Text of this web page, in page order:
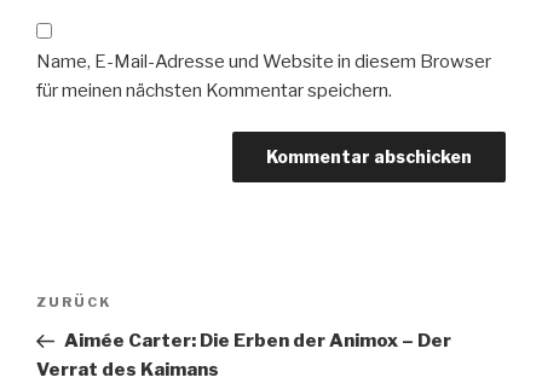
Name, E-Mail-Adresse und Website in diesem Browser
für meinen nächsten Kommentar speichern.
Beitragsnavigation
Vorheriger
Beitrag
ZURÜCK
Aimée Carter: Die Erben der Animox – Der
Verrat des Kaimans